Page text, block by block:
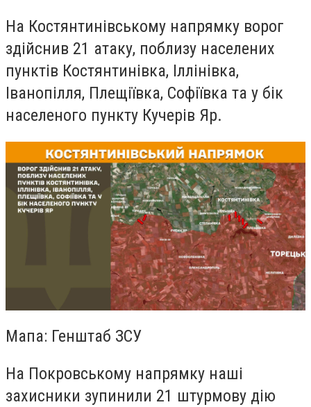
На Костянтинівському напрямку ворог
здійснив 21 атаку, поблизу населених
пунктів Костянтинівка, Іллінівка,
Іванопілля, Плещіївка, Софіївка та у бік
населеного пункту Кучерів Яр.
Мапа: Генштаб ЗСУ
На Покровському напрямку наші
захисники зупинили 21 штурмову дію